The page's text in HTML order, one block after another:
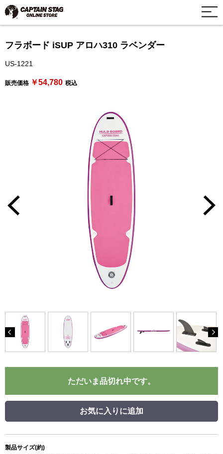
フラボード iSUP アロハ310 ラベンダー
US-1221
販売価格 ￥54,780 税込
ただいま品切れ中です。
お気に入りに追加
製品サイズ(約)